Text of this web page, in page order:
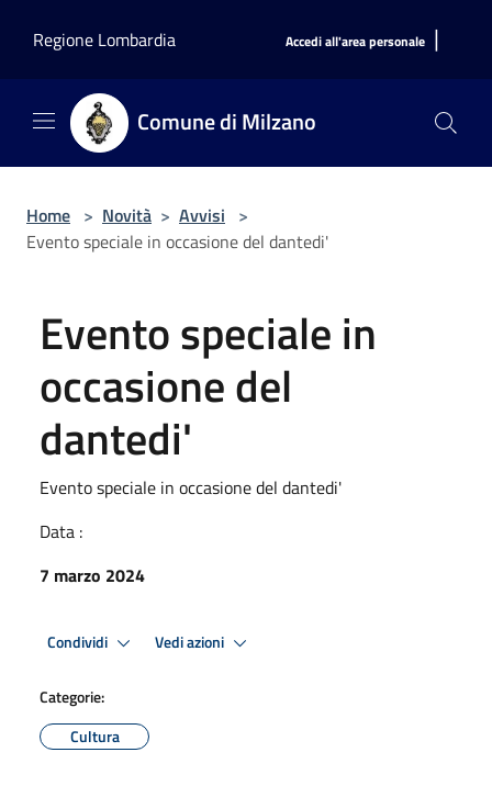
Regione Lombardia
Accedi all'area personale |
Comune di Milzano
Home > Novità > Avvisi >
Evento speciale in occasione del dantedi'
Evento speciale in
occasione del
dantedi'
Evento speciale in occasione del dantedi'
Data :
7 marzo 2024
Condividi Vedi azioni
Categorie:
Cultura